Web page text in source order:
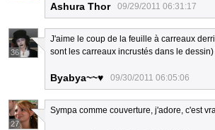
Ashura Thor 09/29/2011 06:31:17
36
J'aime le coup de la feuille à carreaux
sont les carreaux incrustés dans le dessin)
Byabya~~♥ 09/30/2011 06:05:06
27
Sympa comme couverture, j'adore, c'est